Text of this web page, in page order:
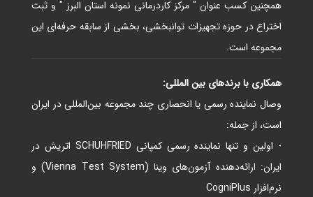
همچنین کسب عنوان " مرکز کاردرمانی نمونه استان البرز " و ثبت
اختراع در حوزه تجهیزات توانبخشی، بخشی از سابقه حرفه‌ای این
مجموعه است.
همکاری با برندهای بین‌ المللی:
وصال نماینده رسمی یا انحصاری چند مجموعه بین‌المللی در ایران
است، از جمله:
- اولین و تنها نماینده رسمی کمپانی
SCHUHFRIED اتریش در
ایران: ارائه‌دهنده آزمون‌های وینا (Vienna Test System) و
نرم‌افزار CogniPlus